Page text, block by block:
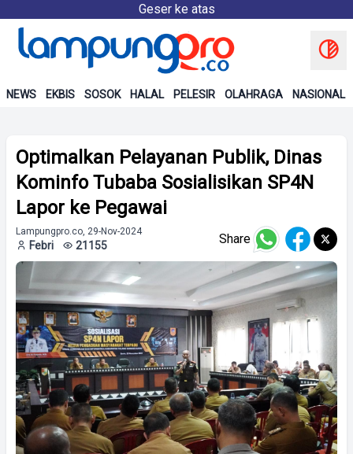
Geser ke atas
NEWS EKBIS SOSOK HALAL PELESIR OLAHRAGA NASIONAL
Optimalkan Pelayanan Publik, Dinas
Kominfo Tubaba Sosialisikan SP4N
Lapor ke Pegawai
Lampungpro.co, 29-Nov-2024
Febri 21155 Share